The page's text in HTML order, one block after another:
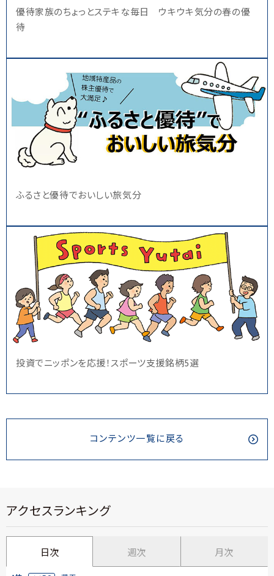
優待家族のちょっとステキな毎日 ウキウキ気分の春の優
待
ふるさと優待でおいしい旅気分
投資でニッポンを応援！スポーツ支援銘柄5選
コンテンツ一覧に戻る
アクセスランキング
日次 週次 月次